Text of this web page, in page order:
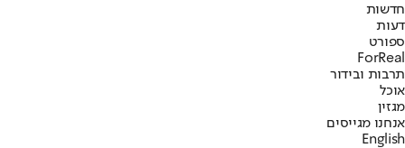
חדשות
דעות
ספורט
ForReal
תרבות ובידור
אוכל
מגזין
אנחנו מגייסים
English